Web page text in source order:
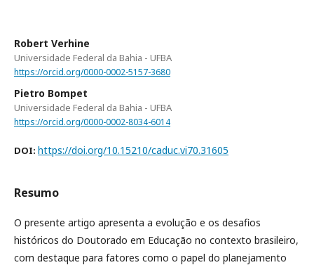
Robert Verhine
Universidade Federal da Bahia - UFBA
https://orcid.org/0000-0002-5157-3680
Pietro Bompet
Universidade Federal da Bahia - UFBA
https://orcid.org/0000-0002-8034-6014
DOI: https://doi.org/10.15210/caduc.vi70.31605
Resumo
O presente artigo apresenta a evolução e os desafios
históricos do Doutorado em Educação no contexto brasileiro,
com destaque para fatores como o papel do planejamento